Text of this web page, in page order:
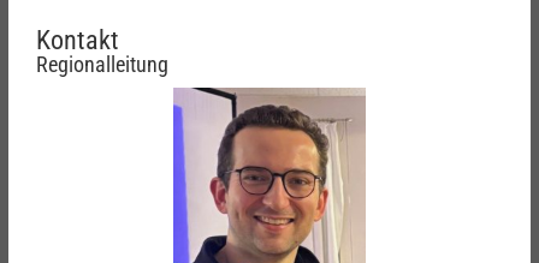
Kontakt
Regionalleitung